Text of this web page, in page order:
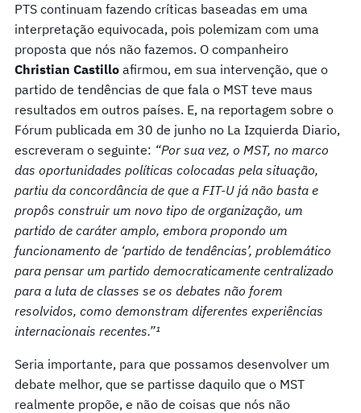
PTS continuam fazendo críticas baseadas em uma
interpretação equivocada, pois polemizam com uma
proposta que nós não fazemos. O companheiro
Christian Castillo afirmou, em sua intervenção, que o
partido de tendências de que fala o MST teve maus
resultados em outros países. E, na reportagem sobre o
Fórum publicada em 30 de junho no La Izquierda Diario,
escreveram o seguinte: “Por sua vez, o MST, no marco
das oportunidades políticas colocadas pela situação,
partiu da concordância de que a FIT-U já não basta e
propôs construir um novo tipo de organização, um
partido de caráter amplo, embora propondo um
funcionamento de ‘partido de tendências’, problemático
para pensar um partido democraticamente centralizado
para a luta de classes se os debates não forem
resolvidos, como demonstram diferentes experiências
internacionais recentes.”¹
Seria importante, para que possamos desenvolver um
debate melhor, que se partisse daquilo que o MST
realmente propõe, e não de coisas que nós não